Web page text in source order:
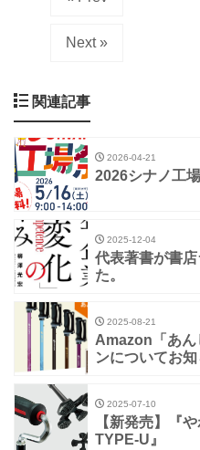
Next »
関連記事
2026-04-21
2026シナノ工
2025-12-04
代表著書が書
た。
2025-08-21
Amazon「あん
ンについてお
2025-07-10
【新発売】『
TYPE-U』